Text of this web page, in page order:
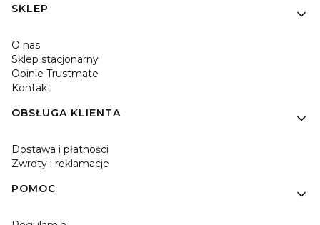
Linki w stopce
SKLEP
O nas
Sklep stacjonarny
Opinie Trustmate
Kontakt
OBSŁUGA KLIENTA
Dostawa i płatności
Zwroty i reklamacje
POMOC